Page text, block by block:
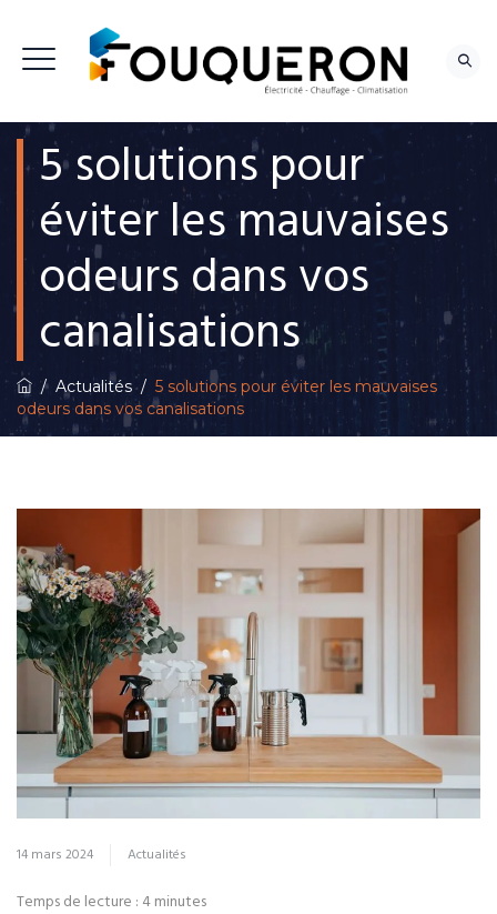
NOUS CONTACTER
5 solutions pour
éviter les mauvaises
odeurs dans vos
canalisations
/ Actualités/ 5 solutions pour éviter les mauvaises
odeurs dans vos canalisations
14 mars 2024 Actualités
Temps de lecture : 4 minutes